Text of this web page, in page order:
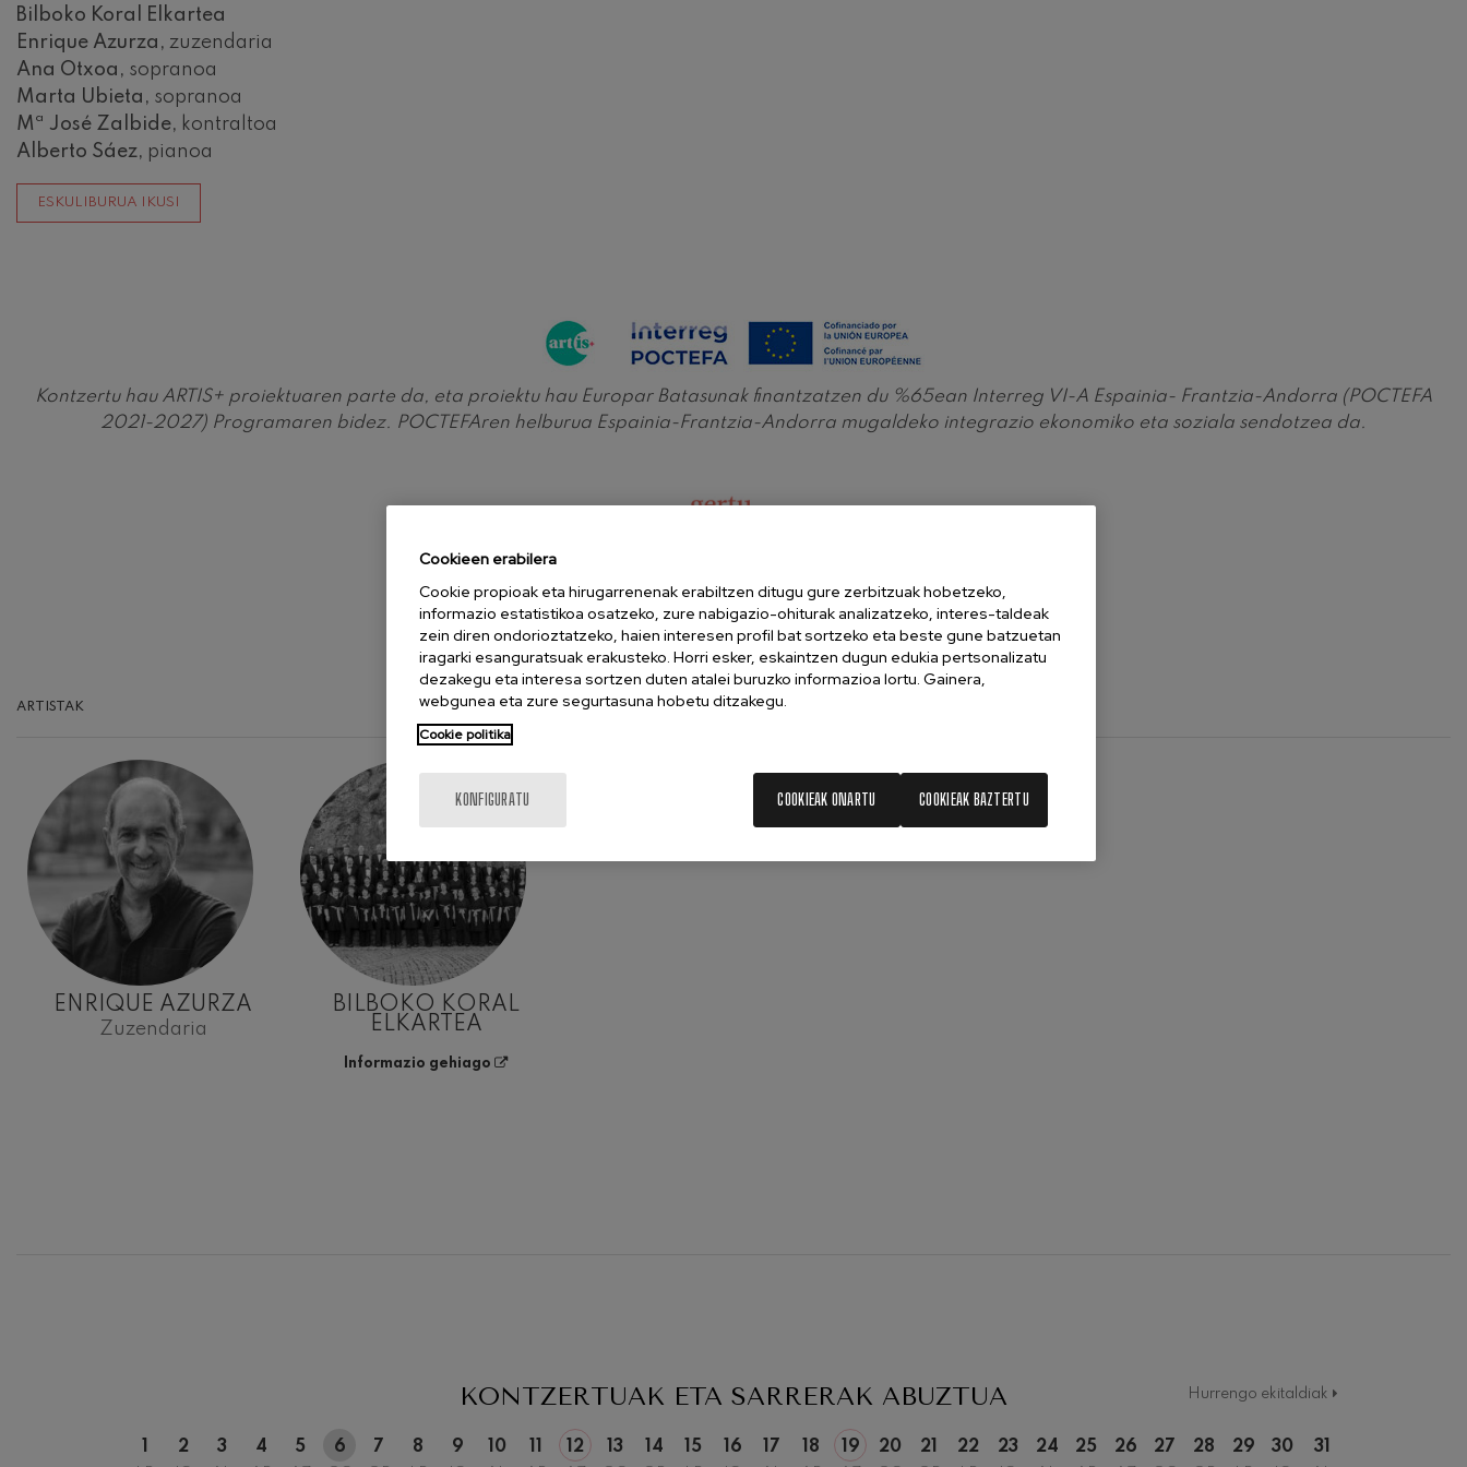
Bilboko Koral Elkartea
Enrique Azurza, zuzendaria
Ana Otxoa, sopranoa
Marta Ubieta, sopranoa
Mª José Zalbide, kontraltoa
Alberto Sáez, pianoa
ESKULIBURUA IKUSI
Kontzertu hau ARTIS+ proiektuaren parte da, eta proiektu hau Europar Batasunak finantzatzen du %65ean Interreg VI-A Espainia- Frantzia-Andorra (POCTEFA
2021-2027) Programaren bidez. POCTEFAren helburua Espainia-Frantzia-Andorra mugaldeko integrazio ekonomiko eta soziala sendotzea da.
Jarduera inklusiboa - Gertu Kultura
ARTISTAK
ENRIQUE AZURZA
Zuzendaria
BILBOKO KORAL
ELKARTEA
Informazio gehiago
Hurrengo ekitaldiak
KONTZERTUAK ETA SARRERAK ABUZTUA
1 2 3 4 5 6 7 8 9 10 11 12 13 14 15 16 17 18 19 20 21 22 23 24 25 26 27 28 29 30 31
Cookieen erabilera
Cookie propioak eta hirugarrenenak erabiltzen ditugu gure zerbitzuak hobetzeko,
informazio estatistikoa osatzeko, zure nabigazio-ohiturak analizatzeko, interes-taldeak
zein diren ondorioztatzeko, haien interesen profil bat sortzeko eta beste gune batzuetan
iragarki esanguratsuak erakusteko. Horri esker, eskaintzen dugun edukia pertsonalizatu
dezakegu eta interesa sortzen duten atalei buruzko informazioa lortu. Gainera,
webgunea eta zure segurtasuna hobetu ditzakegu.
Cookie politika
KONFIGURATU COOKIEAK BAZTERTU
COOKIEAK ONARTU